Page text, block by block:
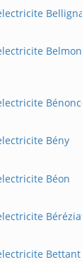
Bény
Béon
Bettant